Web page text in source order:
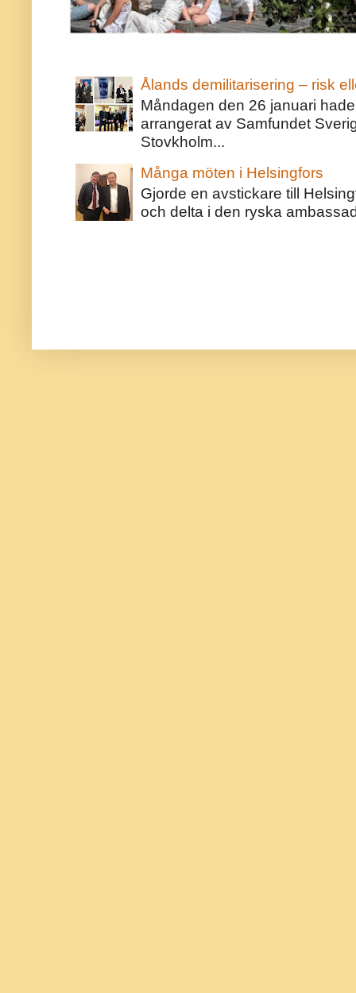
Ålands demilitarisering – risk
Måndagen den 26 januari
arrangerat av Samfundet
Stovkholm...
Många möten i Helsingfors
Gjorde en avstickare till
och delta i den ryska